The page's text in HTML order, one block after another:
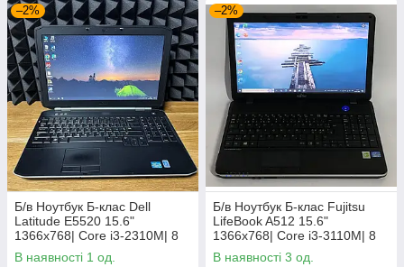
–2%
Б/в Ноутбук Б-клас Dell
Latitude E5520 15.6"
1366x768| Core i3-2310M| 8
GB RAM| 128 GB SSD| HD
В наявності 1 од.
–2%
Б/в Ноутбук Б-клас Fujitsu
LifeBook A512 15.6"
1366x768| Core i3-3110M| 8
GB RAM| 320 GB HDD| HD
В наявності 3 од.